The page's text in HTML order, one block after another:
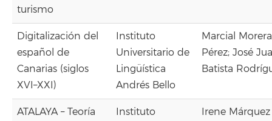
turismo
Digitalización del
español de
Canarias (siglos
XVI–XXI)
Instituto
Universitario de
Lingüística
Andrés Bello
Marcial Morera
Pérez; José
Batista
ATALAYA – Teoría
Instituto
Irene Márquez